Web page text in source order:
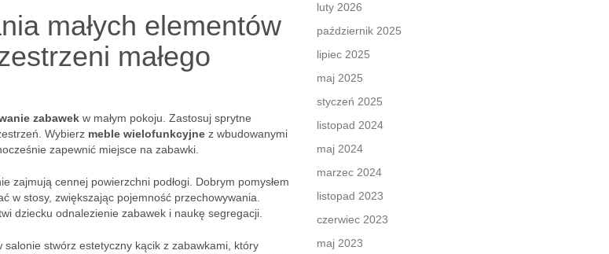
małych elementów
małego
zabawek w małym pokoju. Zastosuj sprytne
Wybierz meble wielofunkcyjne z wbudowanymi
zapewnić miejsce na zabawki.
zajmują cennej powierzchni podłogi. Dobrym pomysłem
w stosy, zwiększając pojemność przechowywania.
dziecku odnalezienie zabawek i naukę segregacji.
stwórz estetyczny kącik z zabawkami, który
luty 2026
październik 2025
lipiec 2025
maj 2025
styczeń 2025
listopad 2024
maj 2024
marzec 2024
listopad 2023
czerwiec 2023
maj 2023